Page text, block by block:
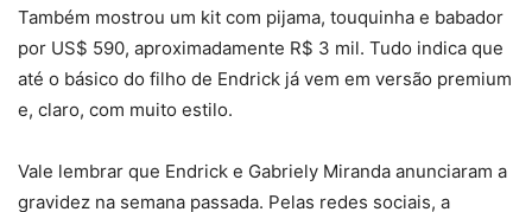
Também mostrou um kit com pijama, touquinha e babador
por US$ 590, aproximadamente R$ 3 mil. Tudo indica que
até o básico do filho de Endrick já vem em versão premium
e, claro, com muito estilo.
Vale lembrar que Endrick e Gabriely Miranda anunciaram a
gravidez na semana passada. Pelas redes sociais, a